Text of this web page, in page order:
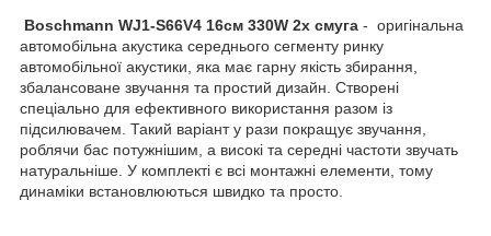
Boschmann WJ1-S66V4 16см 330W 2х смуга - оригінальна
автомобільна акустика середнього сегменту ринку
автомобільної акустики, яка має гарну якість збирання,
збалансоване звучання та простий дизайн. Створені
спеціально для ефективного використання разом із
підсилювачем. Такий варіант у рази покращує звучання,
роблячи бас потужнішим, а високі та середні частоти звучать
натуральніше. У комплекті є всі монтажні елементи, тому
динаміки встановлюються швидко та просто.